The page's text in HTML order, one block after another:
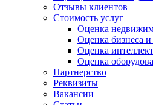
Отзывы клиентов
Стоимость услуг
Оценка
Оценка бизнеса
Оценка
Оценка
Партнерство
Реквизиты
Вакансии